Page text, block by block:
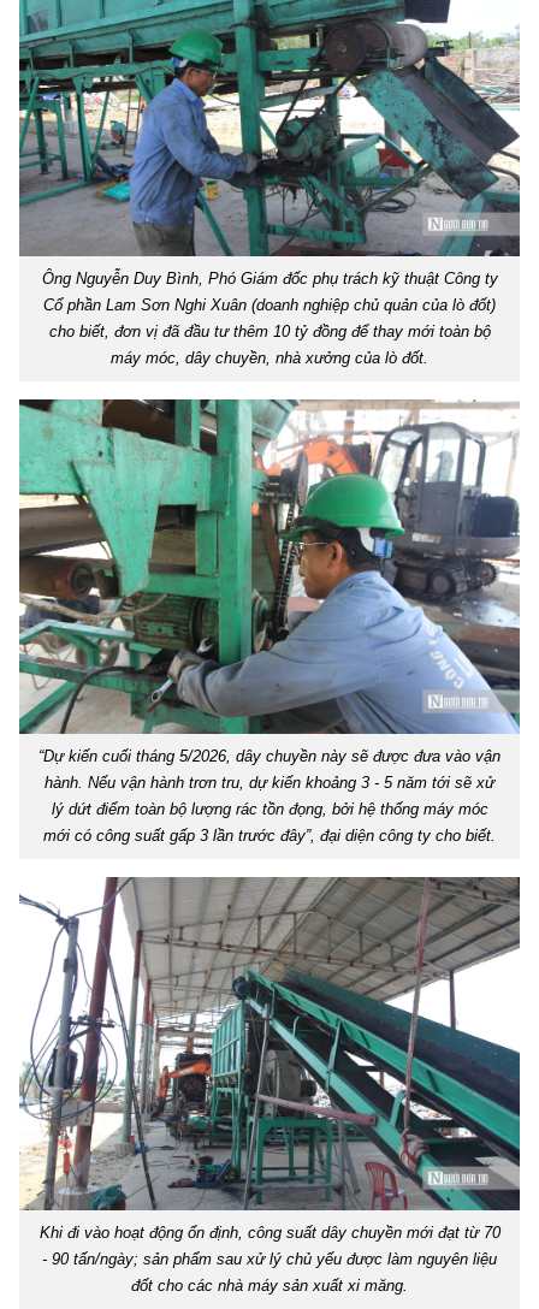
Ông Nguyễn Duy Bình, Phó Giám đốc phụ trách kỹ thuật Công ty
Cổ phần Lam Sơn Nghi Xuân (doanh nghiệp chủ quản của lò đốt)
cho biết, đơn vị đã đầu tư thêm 10 tỷ đồng để thay mới toàn bộ
máy móc, dây chuyền, nhà xưởng của lò đốt.
“Dự kiến cuối tháng 5/2026, dây chuyền này sẽ được đưa vào vận
hành. Nếu vận hành trơn tru, dự kiến khoảng 3 - 5 năm tới sẽ xử
lý dứt điểm toàn bộ lượng rác tồn đọng, bởi hệ thống máy móc
mới có công suất gấp 3 lần trước đây”, đại diện công ty cho biết.
Khi đi vào hoạt động ổn định, công suất dây chuyền mới đạt từ 70
- 90 tấn/ngày; sản phẩm sau xử lý chủ yếu được làm nguyên liệu
đốt cho các nhà máy sản xuất xi măng.